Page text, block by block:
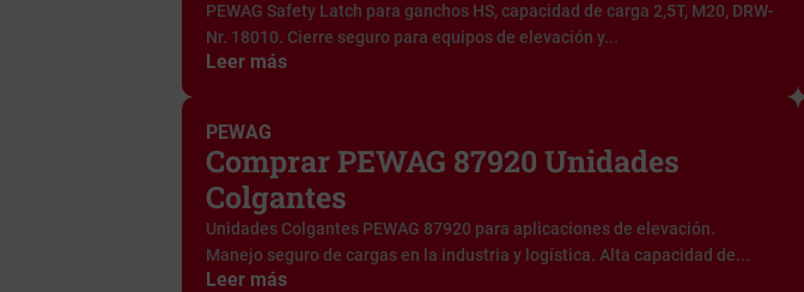
PEWAG Safety Latch para ganchos HS, capacidad de carga 2,5T, M20, DRW-
Nr. 18010. Cierre seguro para equipos de elevación y...
Leer más
PEWAG
Comprar PEWAG 87920 Unidades
Colgantes
Unidades Colgantes PEWAG 87920 para aplicaciones de elevación.
Manejo seguro de cargas en la industria y logística. Alta capacidad de...
Leer más